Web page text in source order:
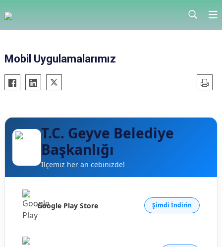
Mobil Uygulamalarımız
T.C. Geyve Belediye
Başkanlığı
İlçemiz her an cebinizde!
Google Play Store Şimdi İndirin